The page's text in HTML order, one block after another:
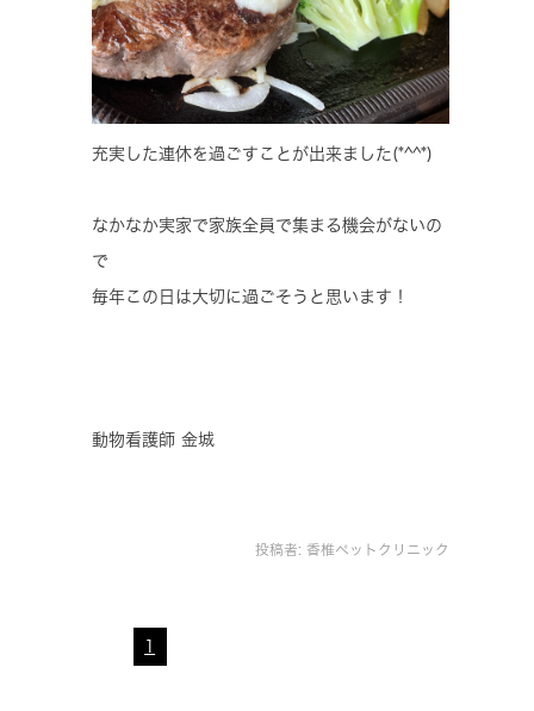
充実した連休を過ごすことが出来ました(*^^*)
なかなか実家で家族全員で集まる機会がないの
で
毎年この日は大切に過ごそうと思います！
動物看護師 金城
投稿者: 香椎ペットクリニック